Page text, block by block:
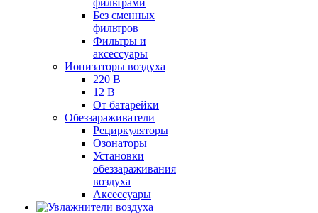
фильтрами
Без сменных
фильтров
Фильтры и
аксессуары
Ионизаторы воздуха
220 В
12 В
От батарейки
Обеззараживатели
Рециркуляторы
Озонаторы
Установки
обеззараживания
воздуха
Аксессуары